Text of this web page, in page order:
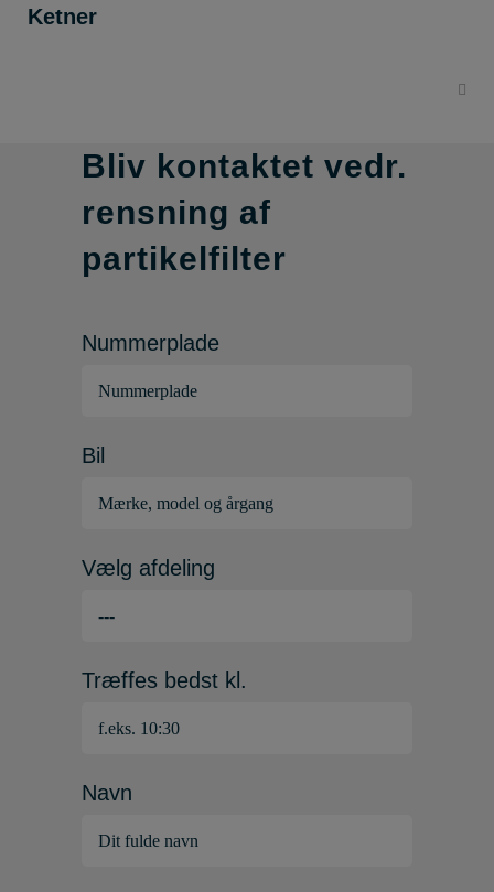
Ketner
Bliv kontaktet vedr.
rensning af
partikelfilter
Nummerplade
Bil
Vælg afdeling
Træffes bedst kl.
Navn